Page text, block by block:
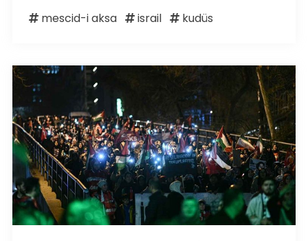
mescid-i aksa
israil kudüs